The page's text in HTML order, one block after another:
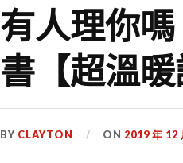
有人理你
書【超溫
BY CLAYTON ON 2019 年 12